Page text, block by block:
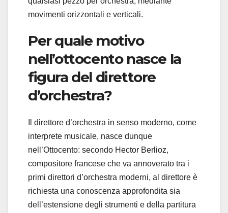
movimenti orizzontali e verticali.
Per quale motivo
nell’ottocento nasce la
figura del direttore
d’orchestra?
Il direttore d’orchestra in senso moderno, come
interprete musicale, nasce dunque
nell’Ottocento: secondo Hector Berlioz,
compositore francese che va annoverato tra i
primi direttori d’orchestra moderni, al direttore è
richiesta una conoscenza approfondita sia
dell’estensione degli strumenti e della partitura